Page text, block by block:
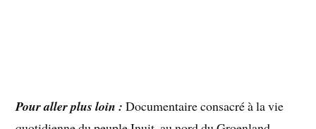
Pour aller plus loin :Documentaire consacré à la vie